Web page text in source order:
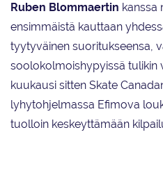
Ruben Blommaertin kanssa
ensimmäistä kauttaan
tyytyväinen suoritukseensa,
soolokolmoishypyissä tulikin
kuukausi sitten Skate
lyhytohjelmassa Efimova
tuolloin keskeyttämään